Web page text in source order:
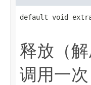
default void
释放（
调用一次